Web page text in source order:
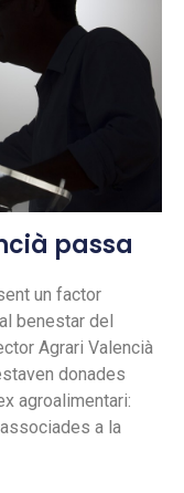
passa
un factor
benestar del
Agrari Valencià
donades
agroalimentari:
a la